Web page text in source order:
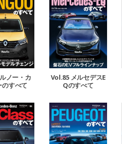
ノー・カ
のすべて
Vol.85 メルセデスE
Qのすべて